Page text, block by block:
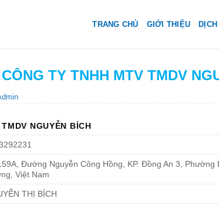
TRANG CHỦ GIỚI THIỆU
TY TNHH MTV TMDV
NGUYỄN BÍCH
Đường Nguyễn Công Hồng, KP. Đồng An 3,
Việt Nam
THỊ BÍCH